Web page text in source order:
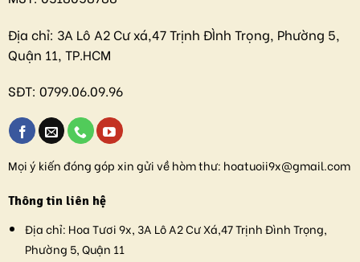
Địa chỉ: 3A Lô A2 Cư xá,47 Trịnh ĐÌnh Trọng, Phường 5,
Quận 11, TP.HCM
SĐT: 0799.06.09.96
Mọi ý kiến đóng góp xin gửi về hòm thư: hoatuoii9x@gmail.com
Thông tin liên hệ
Địa chỉ: Hoa Tươi 9x, 3A Lô A2 Cư Xá,47 Trịnh Đình Trọng,
Phường 5, Quận 11